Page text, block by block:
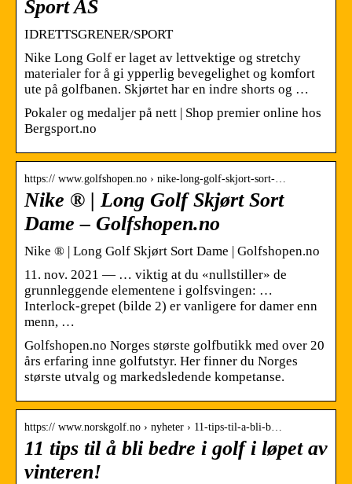
Sport AS
IDRETTSGRENER/SPORT
Nike Long Golf er laget av lettvektige og stretchy
materialer for å gi ypperlig bevegelighet og komfort
ute på golfbanen. Skjørtet har en indre shorts og …
Pokaler og medaljer på nett | Shop premier online hos
Bergsport.no
https:// www.golfshopen.no › nike-long-golf-skjort-sort-…
Nike ® | Long Golf Skjørt Sort
Dame – Golfshopen.no
Nike ® | Long Golf Skjørt Sort Dame | Golfshopen.no
11. nov. 2021 — … viktig at du «nullstiller» de
grunnleggende elementene i golfsvingen: …
Interlock-grepet (bilde 2) er vanligere for damer enn
menn, …
Golfshopen.no Norges største golfbutikk med over 20
års erfaring inne golfutstyr. Her finner du Norges
største utvalg og markedsledende kompetanse.
https:// www.norskgolf.no › nyheter › 11-tips-til-a-bli-b…
11 tips til å bli bedre i golf i løpet av
vinteren!